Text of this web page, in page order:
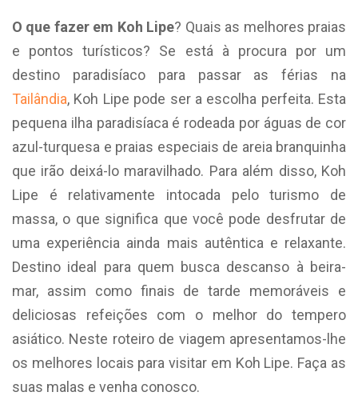
O que fazer em Koh Lipe? Quais as melhores praias
e pontos turísticos? Se está à procura por um
destino paradisíaco para passar as férias na
Tailândia, Koh Lipe pode ser a escolha perfeita. Esta
pequena ilha paradisíaca é rodeada por águas de cor
azul-turquesa e praias especiais de areia branquinha
que irão deixá-lo maravilhado. Para além disso, Koh
Lipe é relativamente intocada pelo turismo de
massa, o que significa que você pode desfrutar de
uma experiência ainda mais autêntica e relaxante.
Destino ideal para quem busca descanso à beira-
mar, assim como finais de tarde memoráveis e
deliciosas refeições com o melhor do tempero
asiático. Neste roteiro de viagem apresentamos-lhe
os melhores locais para visitar em Koh Lipe. Faça as
suas malas e venha conosco.